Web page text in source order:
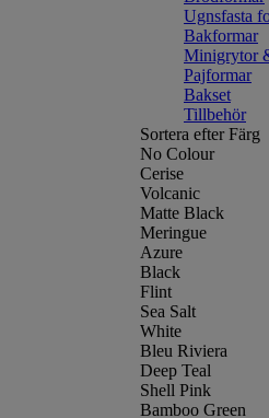
Ugnsfasta
Bakformar
Minigrytor
Pajformar
Bakset
Tillbehör
Sortera efter Färg
No Colour
Cerise
Volcanic
Matte Black
Meringue
Azure
Black
Flint
Sea Salt
White
Bleu Riviera
Deep Teal
Shell Pink
Bamboo Green